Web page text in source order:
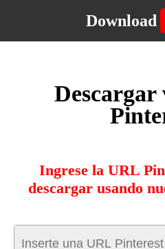
Download
Descargar
Ingrese la URL
descargar usando